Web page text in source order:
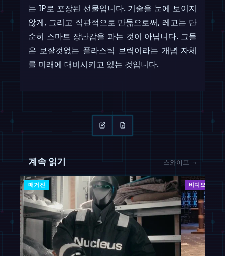
는 IP로 포장된 선물입니다. 기술을 눈에 보이지
않게, 그리고 직관적으로 만듦으로써, 레고는 단
순히 스마트 장난감을 파는 것이 아닙니다. 그들
은 보잘것없는 플라스틱 브릭이라는 개념 자체
를 미래에 대비시키고 있는 것입니다.
계속 읽기 스와이프 →
매거진 비디오